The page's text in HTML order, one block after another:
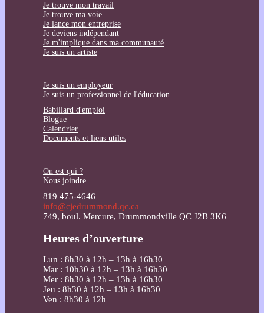
Je trouve mon travail
Je trouve ma voie
Je lance mon entreprise
Je deviens indépendant
Je m'implique dans ma communauté
Je suis un artiste
Je suis un employeur
Je suis un professionnel de l'éducation
Babillard d'emploi
Blogue
Calendrier
Documents et liens utiles
On est qui ?
Nous joindre
819 475-4646
info@cjedrummond.qc.ca
749, boul. Mercure, Drummondville QC J2B 3K6
Heures d’ouverture
Lun : 8h30 à 12h – 13h à 16h30
Mar : 10h30 à 12h – 13h à 16h30
Mer : 8h30 à 12h – 13h à 16h30
Jeu : 8h30 à 12h – 13h à 16h30
Ven : 8h30 à 12h